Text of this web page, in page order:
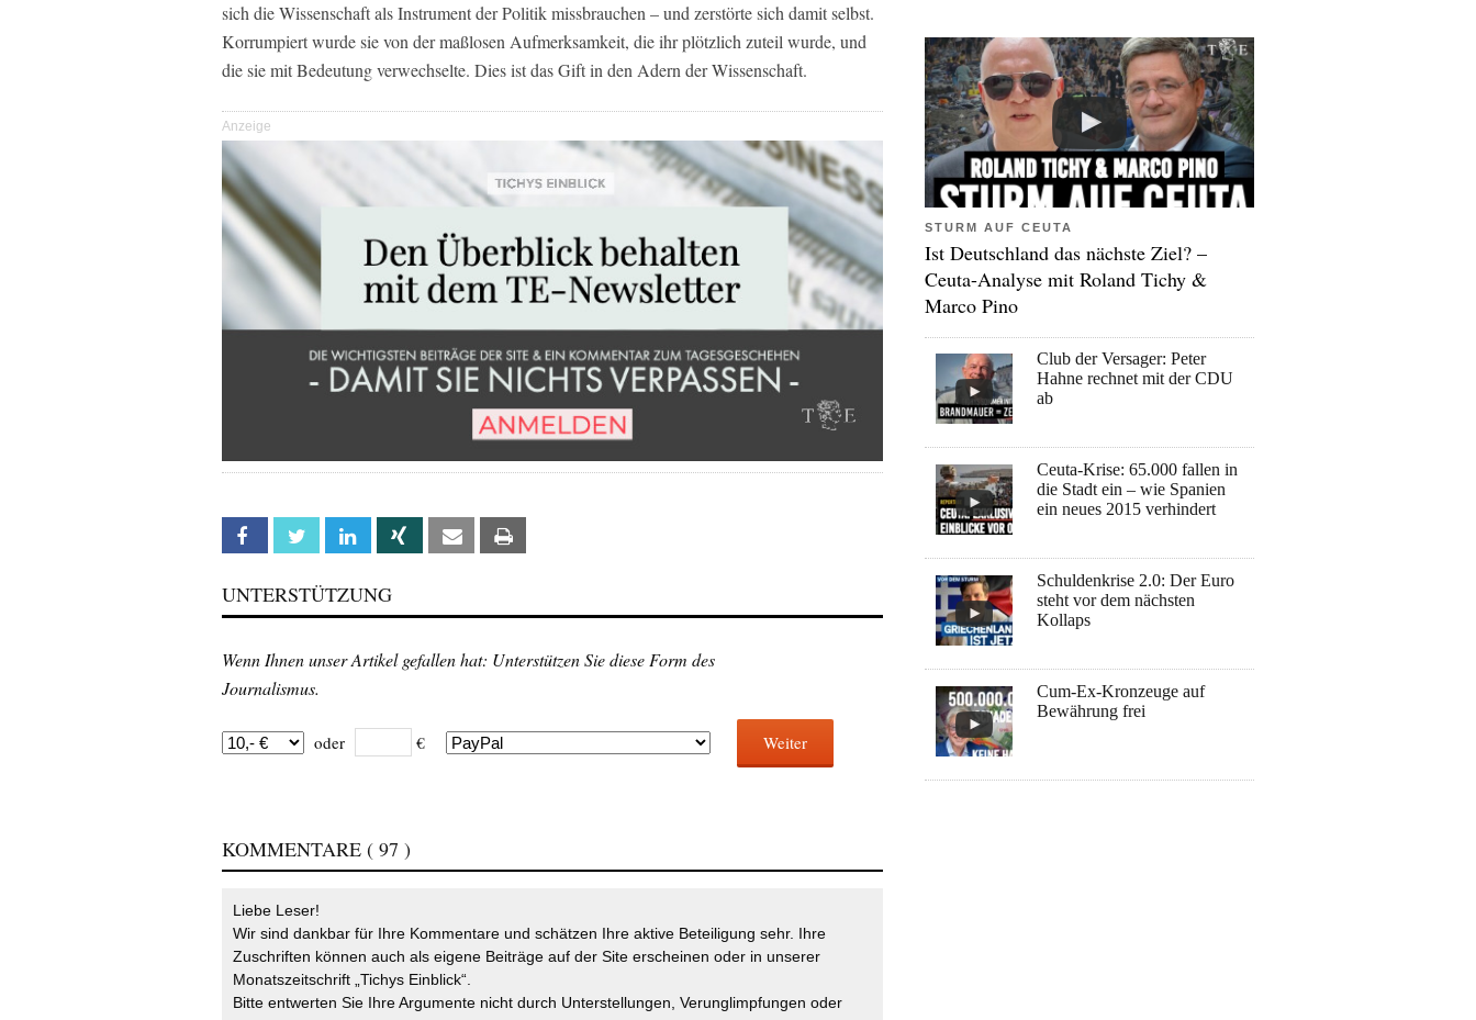
sich die Wissenschaft als Instrument der Politik missbrauchen – und zerstörte sich damit selbst.
Korrumpiert wurde sie von der maßlosen Aufmerksamkeit, die ihr plötzlich zuteil wurde, und
die sie mit Bedeutung verwechselte. Dies ist das Gift in den Adern der Wissenschaft.
Anzeige
Facebook Twitter Linkedin Xing Email
UNTERSTÜTZUNG
Wenn Ihnen unser Artikel gefallen hat: Unterstützen Sie diese Form des
Journalismus.
oder € Weiter
KOMMENTARE ( 97 )
Liebe Leser!
Wir sind dankbar für Ihre Kommentare und schätzen Ihre aktive Beteiligung sehr. Ihre
Zuschriften können auch als eigene Beiträge auf der Site erscheinen oder in unserer
Monatszeitschrift „Tichys Einblick“.
Bitte entwerten Sie Ihre Argumente nicht durch Unterstellungen, Verunglimpfungen oder
STURM AUF CEUTA
Ist Deutschland das nächste Ziel? –
Ceuta-Analyse mit Roland Tichy &
Marco Pino
Club der Versager: Peter
Hahne rechnet mit der CDU
ab
Ceuta-Krise: 65.000 fallen in
die Stadt ein – wie Spanien
ein neues 2015 verhindert
Schuldenkrise 2.0: Der Euro
steht vor dem nächsten
Kollaps
Cum-Ex-Kronzeuge auf
Bewährung frei